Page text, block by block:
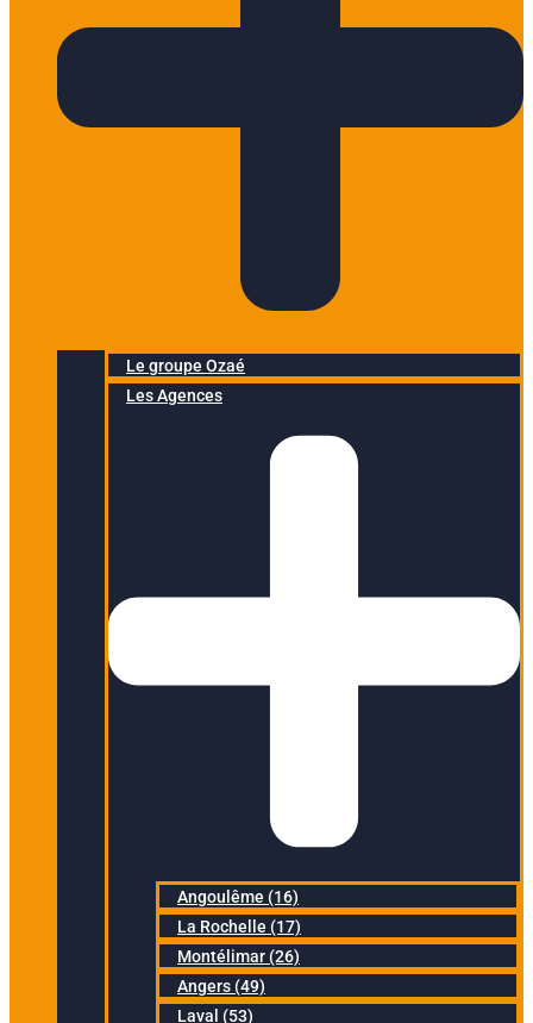
Le groupe Ozaé
Les Agences
Angoulême (16)
La Rochelle (17)
Montélimar (26)
Angers (49)
Laval (53)